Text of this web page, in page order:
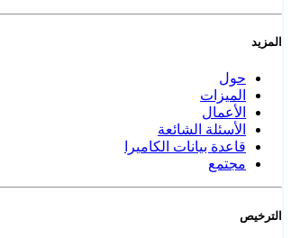
المزيد
حول
الميزات
الأعمال
الأسئلة الشائعة
قاعدة بيانات الكاميرا
مجتمع
الترخيص